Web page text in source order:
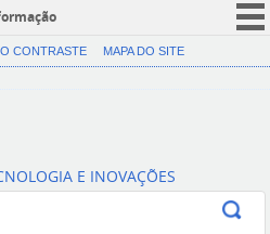
CORONAVÍRUS (COVID-19)
Canais
CONTRASTE MAPA DO SITE
E INOVAÇÕES